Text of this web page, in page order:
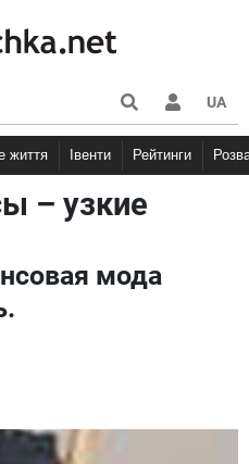
UA
життя Івенти Рейтинги
– узкие
мода